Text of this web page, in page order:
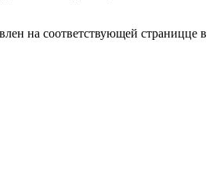
на соответствующей страницце в